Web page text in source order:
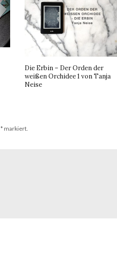
Die Erbin – Der Orden der
weißen Orchidee 1 von Tanja
Neise
*markiert.